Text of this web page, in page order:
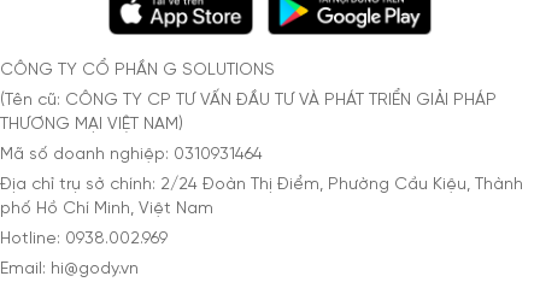
CÔNG TY CỔ PHẦN G SOLUTIONS
(Tên cũ: CÔNG TY CP TƯ VẤN ĐẦU TƯ VÀ PHÁT TRIỂN GIẢI PHÁP
THƯƠNG MẠI VIỆT NAM)
Mã số doanh nghiệp: 0310931464
Địa chỉ trụ sở chính: 2/24 Đoàn Thị Điểm, Phường Cầu Kiệu, Thành
phố Hồ Chí Minh, Việt Nam
Hotline: 0938.002.969
Email: hi@gody.vn